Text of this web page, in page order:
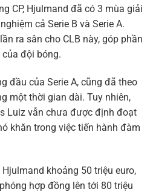
CP, Hjulmand đã có 3 mùa giải
cả Serie B và Serie A.
ra sân cho CLB này, góp phần
đội bóng.
đầu của Serie A, cũng đã theo
một thời gian dài. Tuy nhiên,
Luiz vẫn chưa được định đoạt
khăn trong việc tiến hành đàm
khoảng 50 triệu euro,
hợp đồng lên tới 80 triệu